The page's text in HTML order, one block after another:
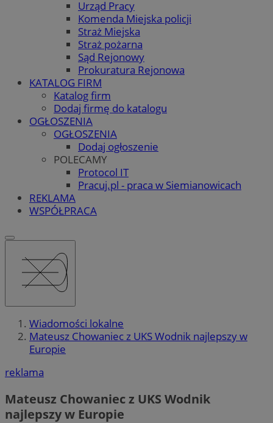
Urząd Pracy
Komenda Miejska policji
Straż Miejska
Straż pożarna
Sąd Rejonowy
Prokuratura Rejonowa
KATALOG FIRM
Katalog firm
Dodaj firmę do katalogu
OGŁOSZENIA
OGŁOSZENIA
Dodaj ogłoszenie
POLECAMY
Protocol IT
Pracuj.pl - praca w Siemianowicach
REKLAMA
WSPÓŁPRACA
Wiadomości lokalne
Mateusz Chowaniec z UKS Wodnik najlepszy w
Europie
reklama
Mateusz Chowaniec z UKS Wodnik
najlepszy w Europie